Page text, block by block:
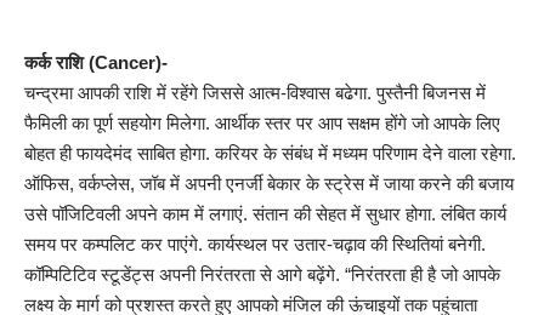
कर्क राशि (Cancer)-
चन्द्रमा आपकी राशि में रहेंगे जिससे आत्म-विश्वास बढेगा. पुस्तैनी बिजनस में
फैमिली का पूर्ण सहयोग मिलेगा. आर्थीक स्तर पर आप सक्षम होंगे जो आपके लिए
बोहत ही फायदेमंद साबित होगा. करियर के संबंध में मध्यम परिणाम देने वाला रहेगा.
ऑफिस, वर्कप्लेस, जॉब में अपनी एनर्जी बेकार के स्ट्रेस में जाया करने की बजाय
उसे पॉजिटिवली अपने काम में लगाएं. संतान की सेहत में सुधार होगा. लंबित कार्य
समय पर कम्पलिट कर पाएंगे. कार्यस्थल पर उतार-चढ़ाव की स्थितियां बनेगी.
कॉम्पिटिटिव स्टूडेंट्स अपनी निरंतरता से आगे बढ़ेंगे. “निरंतरता ही है जो आपके
लक्ष्य के मार्ग को प्रशस्त करते हुए आपको मंजिल की ऊंचाइयों तक पहुंचाता